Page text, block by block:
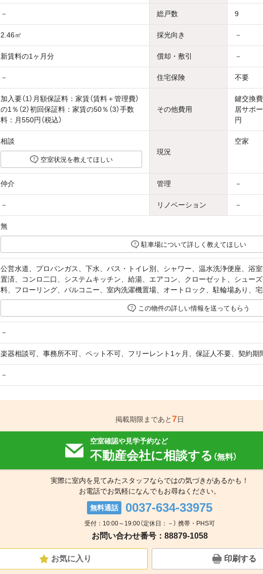
－ 総戸数 9
2.46㎡ 採光向き －
新賃料の1ヶ月分 償却・敷引 －
－ 住宅保険 不要
加入要（1）月額保証料：家賃（賃料＋管理費）
の1％（2）初回保証料：家賃の50％（3）手数
料：月550円（税込）
その他費用
鍵交換
居サポ
円
相談
空室状況を教えてほしい
現況
空家
仲介 管理 －
－ リノベーション －
無
駐車場について詳しく教えてほしい
公営水道、プロパンガス、下水、バス・トイレ別、シャワー、温水洗浄便座、浴
置済、コンロ二口、システムキッチン、給湯、エアコン、クローゼット、シュー
料、フローリング、バルコニー、室内洗濯機置場、オートロック、駐輪場あり、
この物件の詳しい情報を送ってもらう
－
楽器相談可、事務所不可、ペット不可、フリーレント1ヶ月、保証人不要、契約期
－
掲載期限まであと7日
空室確認や見学予約など
不動産会社に相談する （無料）
実際に室内を見てみたスタッフならではの気づきがあるかも！
お電話でお気軽になんでもお尋ねください。
無料通話 0037-634-33975
受付：10:00～19:00（定休日：－） 携帯・PHS可
お問い合わせ番号：88879-1058
お気に入り 印刷する